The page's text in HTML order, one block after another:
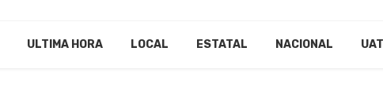
ULTIMA HORA LOCAL ESTATAL NACIONAL UAT